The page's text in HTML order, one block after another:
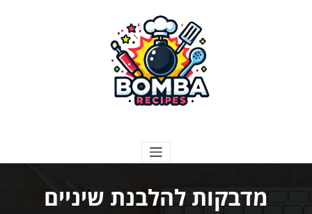
מדבקות להלבנת שיניים